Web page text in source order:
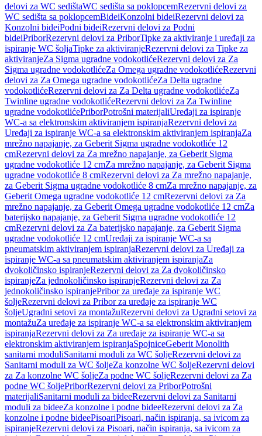
delovi za WC sedištaWC sedišta sa poklopcemRezervni delovi za
WC sedišta sa poklopcemBideiKonzolni bideiRezervni delovi za
Konzolni bideiPodni bideiRezervni delovi za Podni
bideiPriborRezervni delovi za PriborTipke za aktiviranje i uređaji za
ispiranje WC šoljaTipke za aktiviranjeRezervni delovi za Tipke za
aktiviranjeZa Sigma ugradne vodokotlićeRezervni delovi za Za
Sigma ugradne vodokotlićeZa Omega ugradne vodokotlićeRezervni
delovi za Za Omega ugradne vodokotlićeZa Delta ugradne
vodokotlićeRezervni delovi za Za Delta ugradne vodokotlićeZa
Twinline ugradne vodokotlićeRezervni delovi za Za Twinline
ugradne vodokotlićePriborPotrošni materijaliUređaji za ispiranje
WC-a sa elektronskim aktiviranjem ispiranjaRezervni delovi za
Uređaji za ispiranje WC-a sa elektronskim aktiviranjem ispiranjaZa
mrežno napajanje, za Geberit Sigma ugradne vodokotliće 12
cmRezervni delovi za Za mrežno napajanje, za Geberit Sigma
ugradne vodokotliće 12 cmZa mrežno napajanje, za Geberit Sigma
ugradne vodokotliće 8 cmRezervni delovi za Za mrežno napajanje,
za Geberit Sigma ugradne vodokotliće 8 cmZa mrežno napajanje, za
Geberit Omega ugradne vodokotliće 12 cmRezervni delovi za Za
mrežno napajanje, za Geberit Omega ugradne vodokotliće 12 cmZa
baterijsko napajanje, za Geberit Sigma ugradne vodokotliće 12
cmRezervni delovi za Za baterijsko napajanje, za Geberit Sigma
ugradne vodokotliće 12 cmUređaji za ispiranje WC-a sa
pneumatskim aktiviranjem ispiranjaRezervni delovi za Uređaji za
ispiranje WC-a sa pneumatskim aktiviranjem ispiranjaZa
dvokoličinsko ispiranjeRezervni delovi za Za dvokoličinsko
ispiranjeZa jednokoličinsko ispiranjeRezervni delovi za Za
jednokoličinsko ispiranjePribor za uređaje za ispiranje WC
šoljeRezervni delovi za Pribor za uređaje za ispiranje WC
šoljeUgradni setovi za montažuRezervni delovi za Ugradni setovi za
montažuZa uređaje za ispiranje WC-a sa elektronskim aktiviranjem
ispiranjaRezervni delovi za Za uređaje za ispiranje WC-a sa
elektronskim aktiviranjem ispiranjaSpojniceGeberit Monolith
sanitarni moduliSanitarni moduli za WC šoljeRezervni delovi za
Sanitarni moduli za WC šoljeZa konzolne WC šoljeRezervni delovi
za Za konzolne WC šoljeZa podne WC šoljeRezervni delovi za Za
podne WC šoljePriborRezervni delovi za PriborPotrošni
materijaliSanitarni moduli za bideeRezervni delovi za Sanitarni
moduli za bideeZa konzolne i podne bideeRezervni delovi za Za
konzolne i podne bideePisoariPisoari, način ispiranja, sa ivicom za
ispiranjeRezervni delovi za Pisoari, način ispiranja, sa ivicom za